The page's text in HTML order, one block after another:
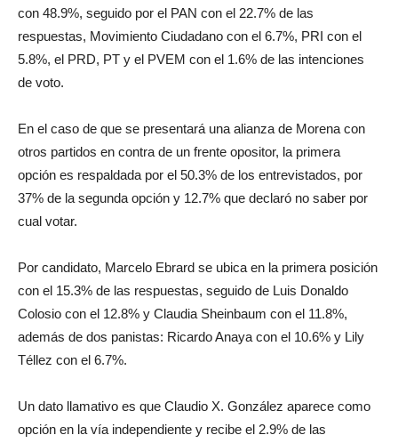
con 48.9%, seguido por el PAN con el 22.7% de las
respuestas, Movimiento Ciudadano con el 6.7%, PRI con el
5.8%, el PRD, PT y el PVEM con el 1.6% de las intenciones
de voto.
En el caso de que se presentará una alianza de Morena con
otros partidos en contra de un frente opositor, la primera
opción es respaldada por el 50.3% de los entrevistados, por
37% de la segunda opción y 12.7% que declaró no saber por
cual votar.
Por candidato, Marcelo Ebrard se ubica en la primera posición
con el 15.3% de las respuestas, seguido de Luis Donaldo
Colosio con el 12.8% y Claudia Sheinbaum con el 11.8%,
además de dos panistas: Ricardo Anaya con el 10.6% y Lily
Téllez con el 6.7%.
Un dato llamativo es que Claudio X. González aparece como
opción en la vía independiente y recibe el 2.9% de las